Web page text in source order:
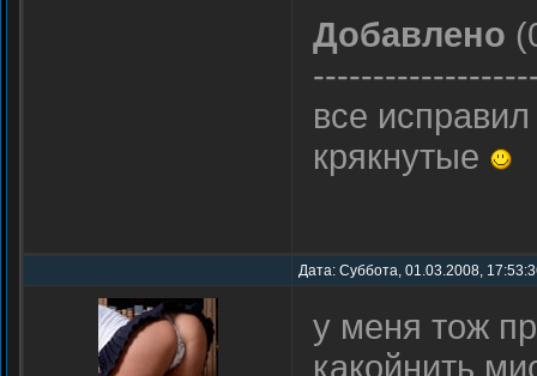
Добавлено
все
крякнутые
Дата: Суббота, 01.03.2008,
у меня тож
какойнить